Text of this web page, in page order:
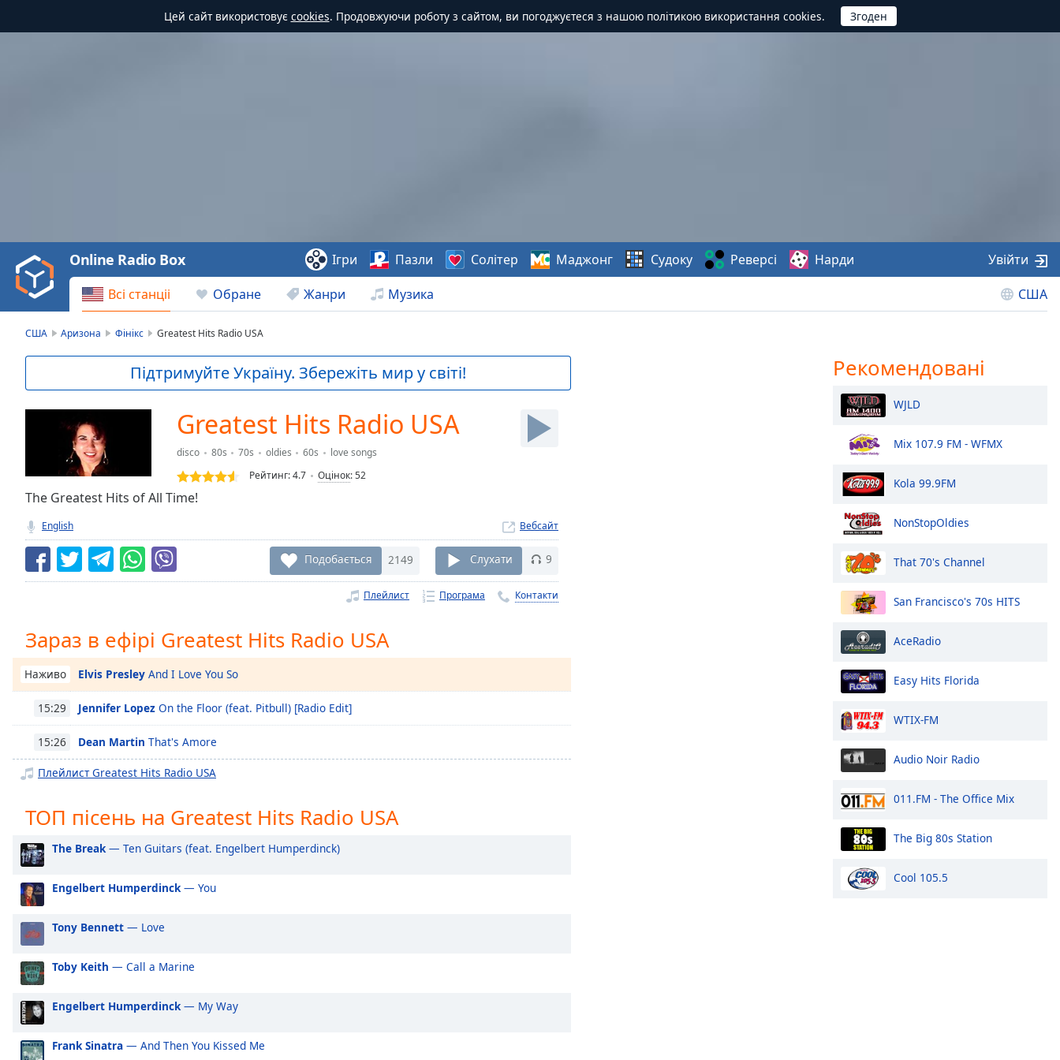
Цей сайт використовує cookies. Продовжуючи роботу з сайтом, ви погоджуєтеся з нашою політикою використання cookies.
Video
Play
Backward
Skip
Current
Duration-:-
Stream
TypeLIVE
live,
currently
behind
LIVE
Remaining
Playback
Rate
Chapters
Chapters
Descriptions
off,
Subtitles
subtitles
opens
subtitles
settings
dialog
subtitles
off
Всі станціі Обране Жанри Музика США
Online Radio Box Ігри Пазли Солітер Маджонг Судоку Реверсі Нарди Увійти
США Аризона Фінікс Greatest Hits Radio USA
Підтримуйте Україну. Збережіть мир у світі!
Greatest Hits Radio USA
disco 80s 70s oldies 60s
love songs
Рейтинг:4.7 Оцінок:52
The Greatest Hits of All Time!
English Вебсайт
Подобається 2149 Слухати 9
Плейлист Програма Контакти
Зараз в ефірі Greatest Hits Radio USA
Наживо Elvis Presley And I Love You So
15:29 Jennifer Lopez On the Floor (feat. Pitbull) [Radio Edit]
15:26 Dean Martin That's Amore
Плейлист Greatest Hits Radio USA
ТОП пісень на Greatest Hits Radio USA
The Break— Ten Guitars (feat. Engelbert Humperdinck)
Engelbert Humperdinck— You
Tony Bennett — Love
Toby Keith — Call a Marine
Engelbert Humperdinck— My Way
Frank Sinatra — And Then You Kissed Me
Рекомендовані
WJLD
Mix 107.9 FM - WFMX
Kola 99.9FM
NonStopOldies
That 70's Channel
San Francisco's 70s HITS
AceRadio
Easy Hits Florida
WTIX-FM
Audio Noir Radio
011.FM - The Office Mix
The Big 80s Station
Cool 105.5